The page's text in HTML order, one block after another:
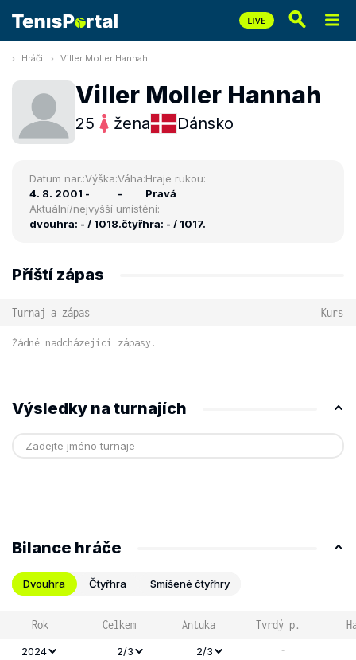
Hráči Viller Moller Hannah
Viller Moller Hannah
25 žena Dánsko
Datum nar.:
4. 8. 2001
Výška:
-
Váha:
-
Hraje rukou:
Pravá
Aktuální/nejvyšší umístění:
dvouhra: - / 1018.čtyřhra: - / 1017.
Příští zápas
Turnaj a zápas Kurs
Žádné nadcházející zápasy.
Výsledky na turnajích
Bilance hráče
Dvouhra Čtyřhra Smíšené čtyřhry
Rok Celkem Antuka Tvrdý p.
2024 2/3 2/3 -